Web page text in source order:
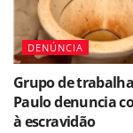
DENÚNCIA
Grupo de
Paulo denuncia
à escravidão